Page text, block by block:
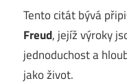
Tento citát bývá
Freud, jejíž výroky
jednoduchost a
jako život.